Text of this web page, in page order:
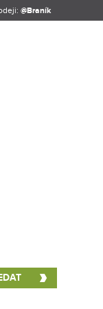
@Braník